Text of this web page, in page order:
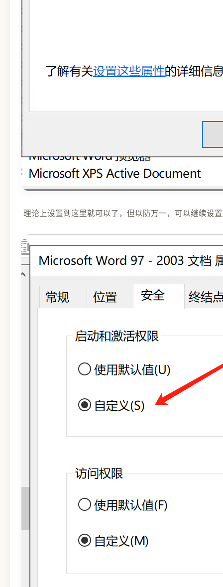
理论上设置到这里就可以了，但以防万一，可以继续设